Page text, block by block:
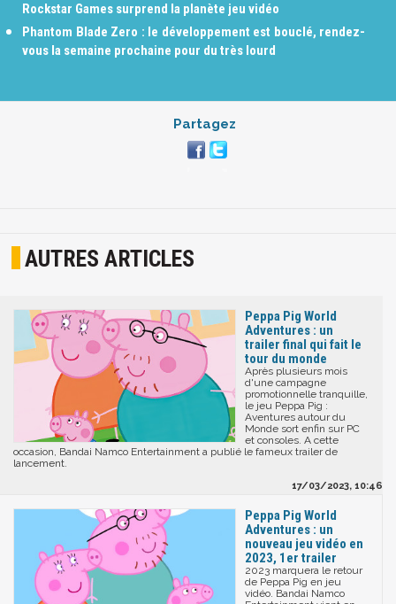
Rockstar Games surprend la planète jeu vidéo
Phantom Blade Zero : le développement est bouclé, rendez-
vous la semaine prochaine pour du très lourd
Partagez
AUTRES ARTICLES
Peppa Pig World
Adventures : un
trailer final qui fait le
tour du monde
Après plusieurs mois
d'une campagne
promotionnelle tranquille,
le jeu Peppa Pig :
Aventures autour du
Monde sort enfin sur PC
et consoles. A cette
occasion, Bandai Namco Entertainment a publié le fameux trailer de
lancement.
17/03/2023, 10:46
Peppa Pig World
Adventures : un
nouveau jeu vidéo en
2023, 1er trailer
2023 marquera le retour
de Peppa Pig en jeu
vidéo. Bandai Namco